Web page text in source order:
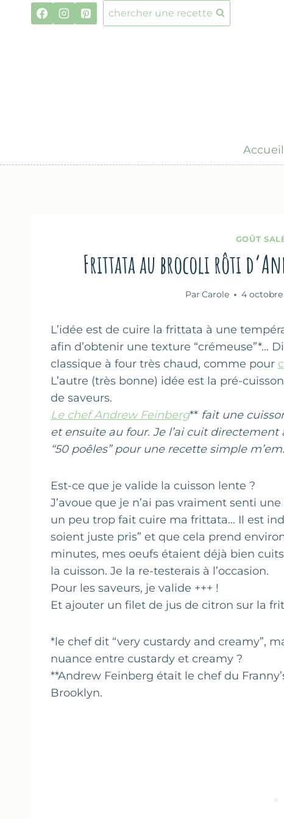
chercher une recette
Accueil
GOÛT
Frittata au brocoli rôti
Par Carole 4 octobre
L’idée est de cuire la frittata à une
afin d’obtenir une texture “crémeuse”*…
classique à four très chaud, comme pour
L’autre (très bonne) idée est la pré-
de saveurs.
Le chef Andrew Feinberg** fait une
et ensuite au four. Je l’ai cuit
“50 poêles” pour une recette simple
Est-ce que je valide la cuisson lente ?
J’avoue que je n’ai pas vraiment senti
un peu trop fait cuire ma frittata… Il est
soient juste pris” et que cela prend
minutes, mes oeufs étaient déjà bien
la cuisson. Je la re-testerais à l’occasion.
Pour les saveurs, je valide +++ !
Et ajouter un filet de jus de citron sur la
*le chef dit “very custardy and creamy”,
nuance entre custardy et creamy ?
**Andrew Feinberg était le chef du
Brooklyn.